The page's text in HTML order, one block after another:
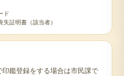
ド
証明書（該当者）
印鑑登録をする場合は市民課で